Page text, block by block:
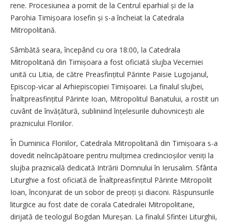
rene. Procesiunea a pornit de la Centrul eparhial și de la
Parohia Timi­șoara Iosefin și s-a încheiat la Catedrala
Mitropolitană.
Sâmbătă seara, începând cu ora 18:00, la Catedrala
Mitropolitană din Timișoara a fost oficiată slujba Vecerniei
unită cu Litia, de către Preasfințitul Părinte Paisie Lugojanul,
Epis­cop-vicar al Arhiepiscopiei Timișoarei. La finalul slujbei,
Înalt­preasfințitul Părinte Ioan, Mitropolitul Banatului, a rostit un
cuvânt de învățătură, subliniind înțe­lesurile duhovnicești ale
praznicului Floriilor.
În Duminica Floriilor, Catedrala Mitropolitană din Timișoara s-a
dovedit neîncăpătoare pentru mulți­mea credincioșilor veniți la
slujba praznicală dedicată Intrării Domnului în Ierusalim. Sfânta
Liturghie a fost oficiată de Înalt­prea­sfințitul Părinte Mitropolit
Ioan, înconjurat de un sobor de preoți și diaconi. Răspunsurile
liturgice au fost date de corala Catedralei Mitropolitane,
dirijată de teologul Bogdan Mureșan. La finalul Sfintei Liturghii,